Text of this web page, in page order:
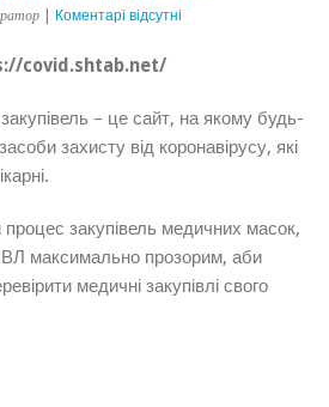
Коментарі відсутні
covid.shtab.net/
– це сайт, на якому будь-
захисту від коронавірусу, які
закупівель медичних масок,
максимально прозорим, аби
медичні закупівлі свого